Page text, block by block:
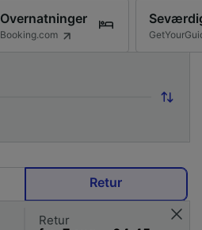
Overnatninger
Booking.com
Retur
Retur